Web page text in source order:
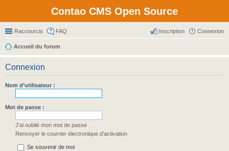
Contao CMS Open Source
Raccourcis FAQ Connexion
Inscription
Accueil du forum
Connexion
Nom d’utilisateur :
Mot de passe :
J’ai oublié mon mot de passe
Renvoyer le courrier électronique d’activation
Se souvenir de moi